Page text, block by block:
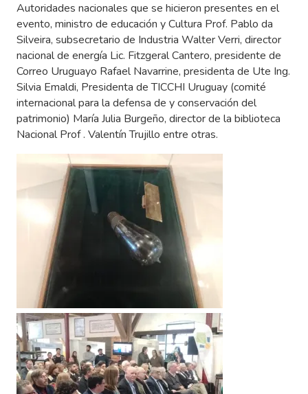
Autoridades nacionales que se hicieron presentes en el
evento, ministro de educación y Cultura Prof. Pablo da
Silveira, subsecretario de Industria Walter Verri, director
nacional de energía Lic. Fitzgeral Cantero, presidente de
Correo Uruguayo Rafael Navarrine, presidenta de Ute Ing.
Silvia Emaldi, Presidenta de TICCHI Uruguay (comité
internacional para la defensa de y conservación del
patrimonio) María Julia Burgeño, director de la biblioteca
Nacional Prof . Valentín Trujillo entre otras.